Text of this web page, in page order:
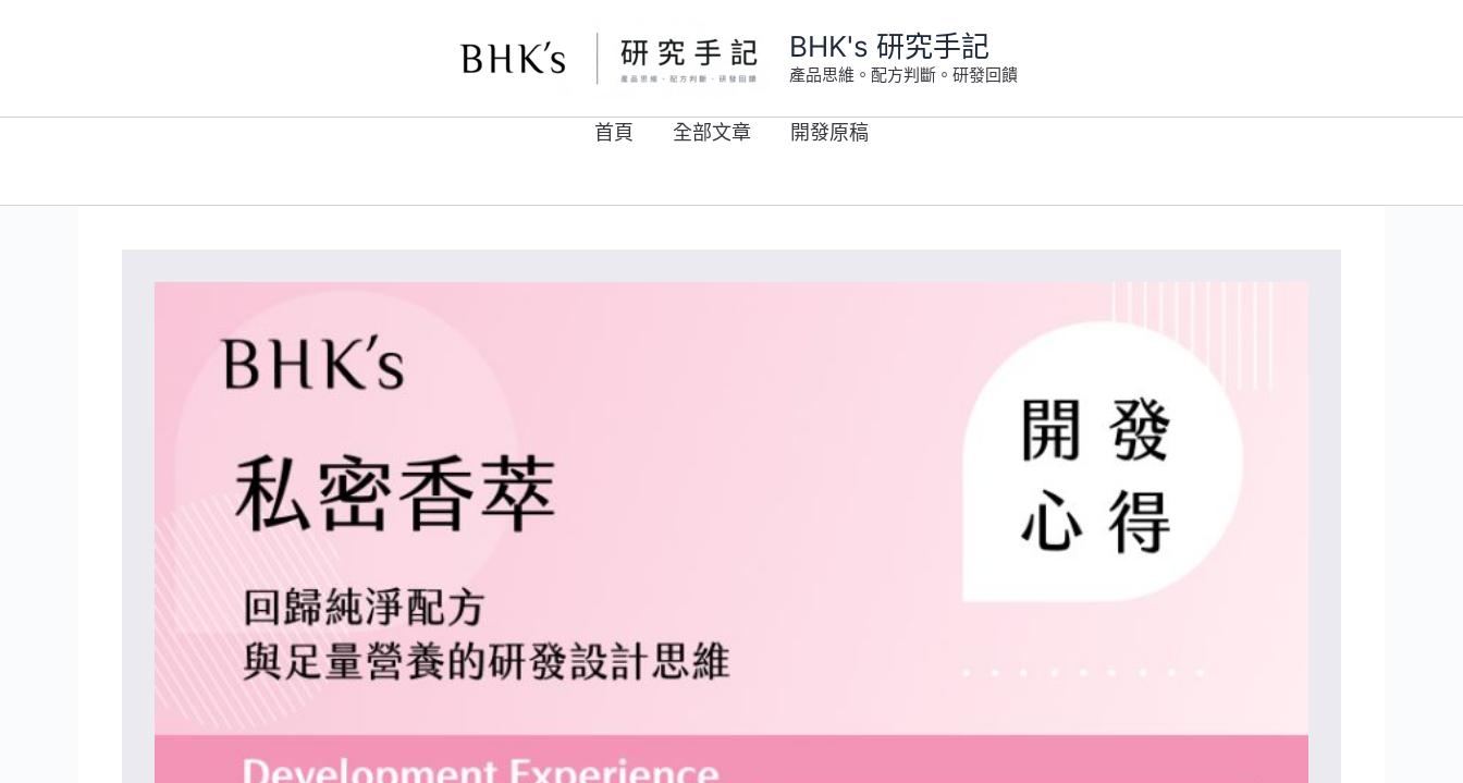
BHK's 研究手記
產品思維。配方判斷。研發回饋
首頁 全部文章 開發原稿